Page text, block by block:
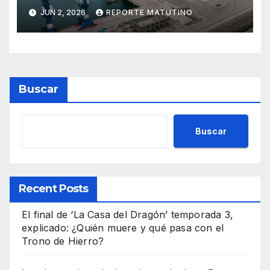
el turismo y el comercio
global
JUN 2, 2026 REPORTE MATUTINO
Buscar
Buscar
Recent Posts
El final de ‘La Casa del Dragón’ temporada 3,
explicado: ¿Quién muere y qué pasa con el
Trono de Hierro?